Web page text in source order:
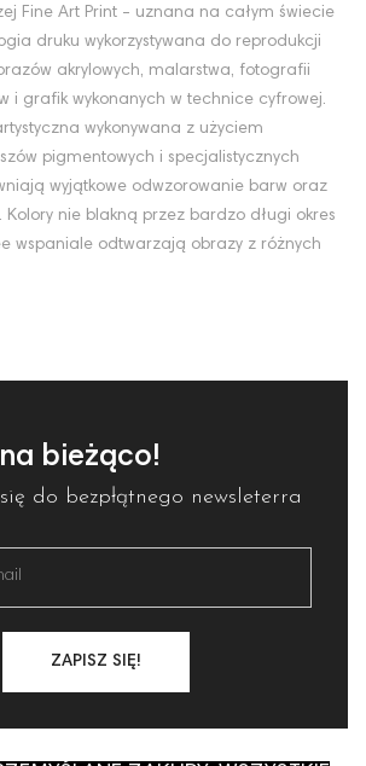
Fine Art Print - uznana na całym świecie
druku wykorzystywana do reprodukcji
akrylowych, malarstwa, fotografii
i grafik wykonanych w technice cyfrowej.
wykonywana z użyciem
pigmentowych i specjalistycznych
wyjątkowe odwzorowanie barw oraz
Kolory nie blakną przez bardzo długi okres
wspaniale odtwarzają obrazy z różnych
bieżąco!
do bezpłątnego newsleterra
ZAPISZ SIĘ!